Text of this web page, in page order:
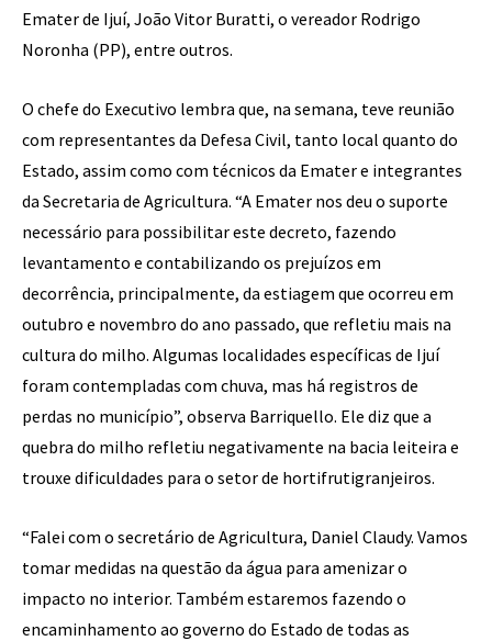
Emater de Ijuí, João Vitor Buratti, o vereador Rodrigo
Noronha (PP), entre outros.
O chefe do Executivo lembra que, na semana, teve reunião
com representantes da Defesa Civil, tanto local quanto do
Estado, assim como com técnicos da Emater e integrantes
da Secretaria de Agricultura. “A Emater nos deu o suporte
necessário para possibilitar este decreto, fazendo
levantamento e contabilizando os prejuízos em
decorrência, principalmente, da estiagem que ocorreu em
outubro e novembro do ano passado, que refletiu mais na
cultura do milho. Algumas localidades específicas de Ijuí
foram contempladas com chuva, mas há registros de
perdas no município”, observa Barriquello. Ele diz que a
quebra do milho refletiu negativamente na bacia leiteira e
trouxe dificuldades para o setor de hortifrutigranjeiros.
“Falei com o secretário de Agricultura, Daniel Claudy. Vamos
tomar medidas na questão da água para amenizar o
impacto no interior. Também estaremos fazendo o
encaminhamento ao governo do Estado de todas as